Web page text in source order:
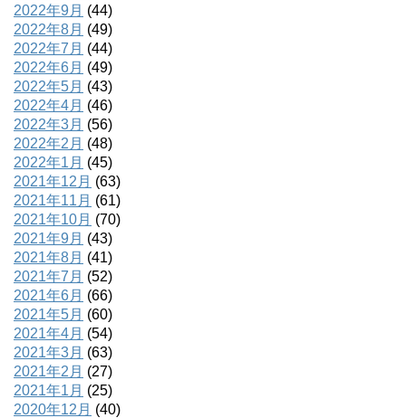
2022年9月 (44)
2022年8月 (49)
2022年7月 (44)
2022年6月 (49)
2022年5月 (43)
2022年4月 (46)
2022年3月 (56)
2022年2月 (48)
2022年1月 (45)
2021年12月 (63)
2021年11月 (61)
2021年10月 (70)
2021年9月 (43)
2021年8月 (41)
2021年7月 (52)
2021年6月 (66)
2021年5月 (60)
2021年4月 (54)
2021年3月 (63)
2021年2月 (27)
2021年1月 (25)
2020年12月 (40)